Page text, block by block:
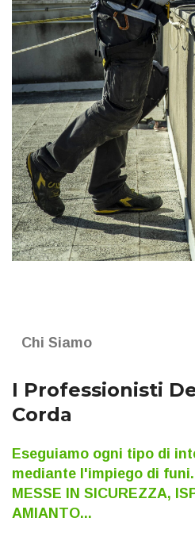
Chi Siamo
I Professionisti
Corda
Eseguiamo ogni tipo di
mediante l'impiego di funi.
MESSE IN SICUREZZA,
AMIANTO...